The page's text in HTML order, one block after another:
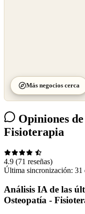
Más negocios cerca
Opiniones
Fisioterapia
4.9 (71 reseñas)
Última sincronización: 31
Análisis IA de las
Osteopatía -